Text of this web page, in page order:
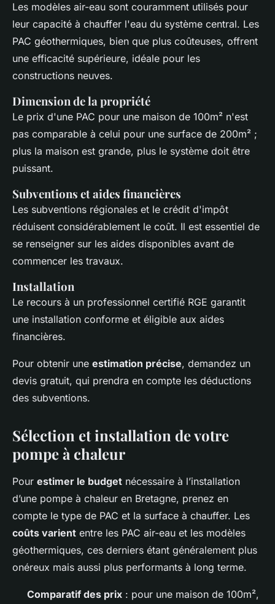
Les modèles air-eau sont couramment utilisés pour
leur capacité à chauffer l'eau du système central. Les
PAC géothermiques, bien que plus coûteuses, offrent
une efficacité supérieure, idéale pour les
constructions neuves.
Dimension de la propriété
Le prix d'une PAC pour une maison de 100m² n'est
pas comparable à celui pour une surface de 200m² ;
plus la maison est grande, plus le système doit être
puissant.
Subventions et aides financières
Les subventions régionales et le crédit d'impôt
réduisent considérablement le coût. Il est essentiel de
se renseigner sur les aides disponibles avant de
commencer les travaux.
Installation
Le recours à un professionnel certifié RGE garantit
une installation conforme et éligible aux aides
financières.
Pour obtenir une estimation précise, demandez un
devis gratuit, qui prendra en compte les déductions
des subventions.
Sélection et installation de votre
pompe à chaleur
Pour estimer le budget nécessaire à l’installation
d’une pompe à chaleur en Bretagne, prenez en
compte le type de PAC et la surface à chauffer. Les
coûts varient entre les PAC air-eau et les modèles
géothermiques, ces derniers étant généralement plus
onéreux mais aussi plus performants à long terme.
Comparatif des prix : pour une maison de 100m²,